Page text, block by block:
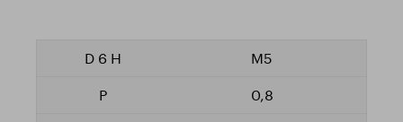
M5
0,8